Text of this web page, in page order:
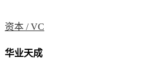
资本 /VC
华业天成